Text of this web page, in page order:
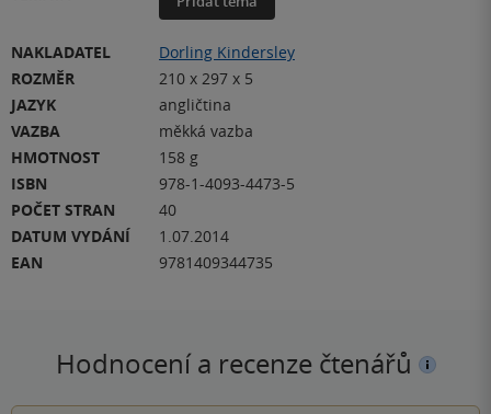
NAKLADATEL
Dorling Kindersley
ROZMĚR
210 x 297 x 5
JAZYK
angličtina
VAZBA
měkká vazba
HMOTNOST
158 g
ISBN
978-1-4093-4473-5
POČET STRAN
40
DATUM VYDÁNÍ
1.07.2014
EAN
9781409344735
Hodnocení a recenze čtenářů